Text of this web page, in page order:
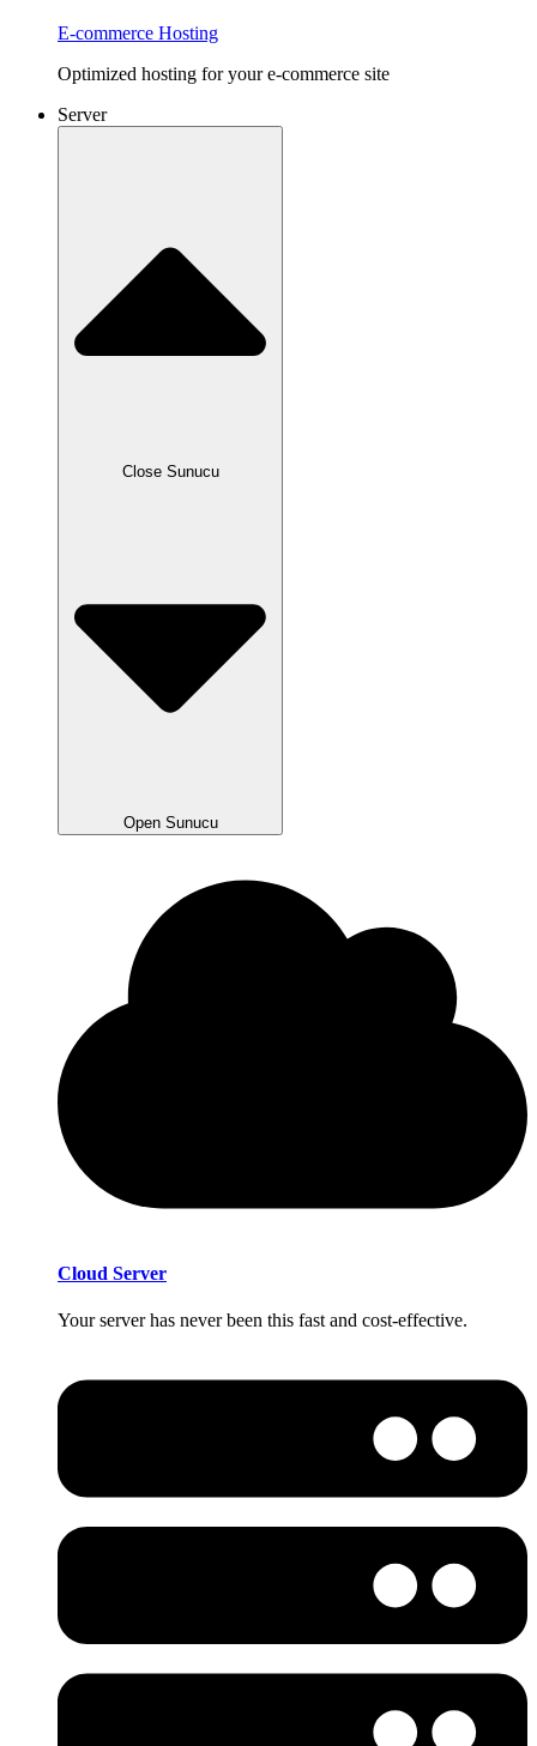
E-commerce Hosting
Optimized hosting for your e-commerce site
Server
Close Sunucu
Open Sunucu
Cloud Server
Your server has never been this fast and cost-effective.